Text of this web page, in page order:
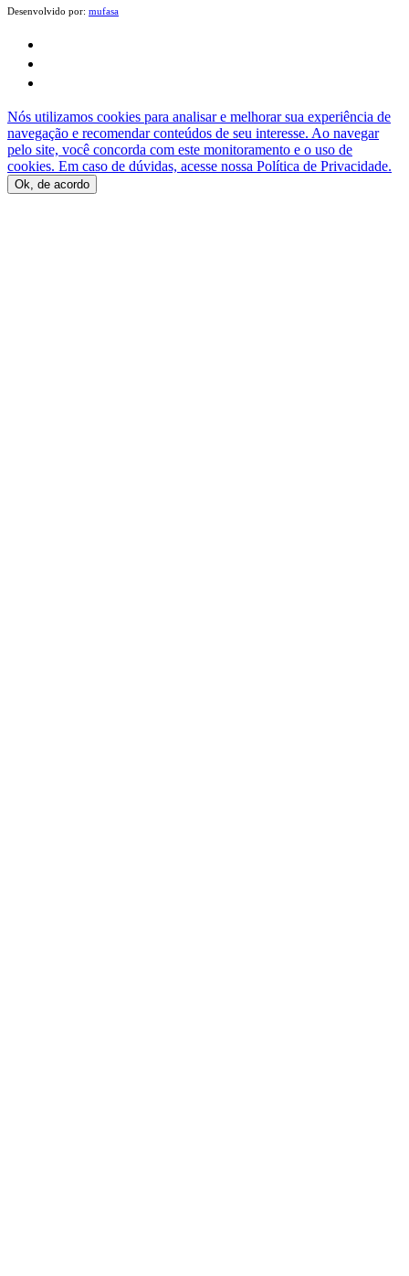
Desenvolvido por: mufasa
Nós utilizamos cookies para analisar e melhorar sua experiência de
navegação e recomendar conteúdos de seu interesse. Ao navegar
pelo site, você concorda com este monitoramento e o uso de
cookies. Em caso de dúvidas, acesse nossa Política de Privacidade.
Ok, de acordo